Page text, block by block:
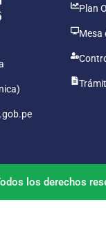
Plan
Mesa
los derechos